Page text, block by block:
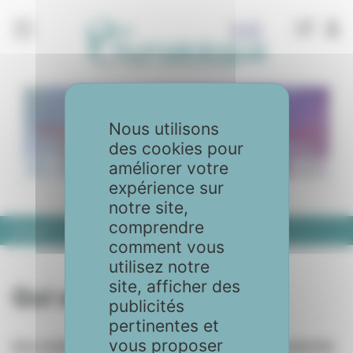
Qui sommes-nous ?
Qui sommes-nous ?
Une réelle expérience de la rhumatologie, confortée
Nous utilisons
des cookies pour
améliorer votre
expérience sur
notre site,
comprendre
comment vous
utilisez notre
site, afficher des
publicités
pertinentes et
vous proposer